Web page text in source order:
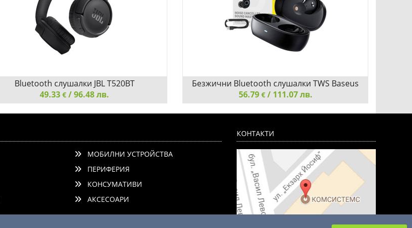
Сравни
Bluetooth слушалки JBL T520BT
JBLT520BTBLKEU - черни
49.33 € / 96.48 лв.
MA20 A00054600113-00 - черни
Добави Сравни
Безжични Bluetooth слушалки TWS Baseus
Bowie MA20 A00054600113-00 - черни
56.79 €/ 111.07 лв.
МОБИЛНИ УСТРОЙСТВА
ПЕРИФЕРИЯ
КОНСУМАТИВИ
АКСЕСОАРИ
КОНТАКТИ